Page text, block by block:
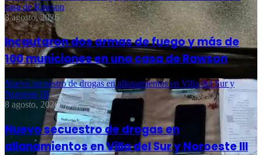
casa de Rawson
8 agosto, 2026
Incautaron dos armas de fuego y más de
100 municiones en una casa de Rawson
Nuevo secuestro de drogas en allanamientos en Villa del Sur y
Noroeste III
8 agosto, 2026
Nuevo secuestro de drogas en
allanamientos en Villa del Sur y Noroeste III